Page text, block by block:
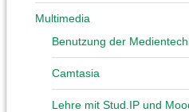
Multimedia
Benutzung der
Camtasia
Lehre mit Stud.IP und